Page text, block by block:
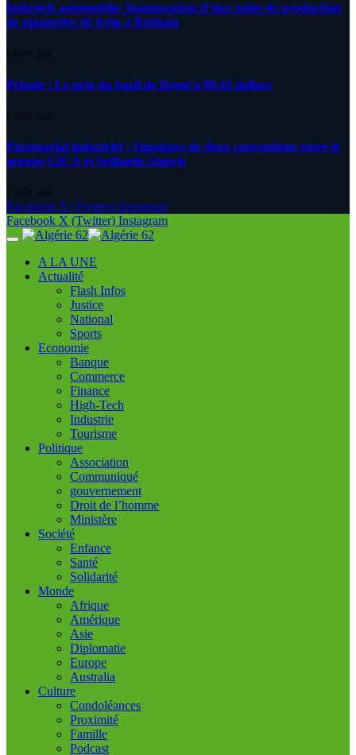
Industrie automobile: Inauguration d’une usine de production
de plaquettes de frein à Réghaïa
5 AOÛT 2026
Pétrole : Le prix du baril de Brent à 80.42 dollars
5 AOÛT 2026
Partenariat industriel : Signature de deux conventions entre le
groupe GICA et Setllantis Algérie
5 AOÛT 2026
Facebook X (Twitter) Instagram
Facebook X (Twitter) Instagram
A LA UNE
Actualité
Flash Infos
Justice
National
Sports
Economie
Banque
Commerce
Finance
High-Tech
Industrie
Tourisme
Politique
Association
Communiqué
gouvernement
Droit de l’homme
Ministère
Société
Enfance
Santé
Solidarité
Monde
Afrique
Amérique
Asie
Diplomatie
Europe
Australia
Culture
Condoléances
Proximité
Famille
Podcast